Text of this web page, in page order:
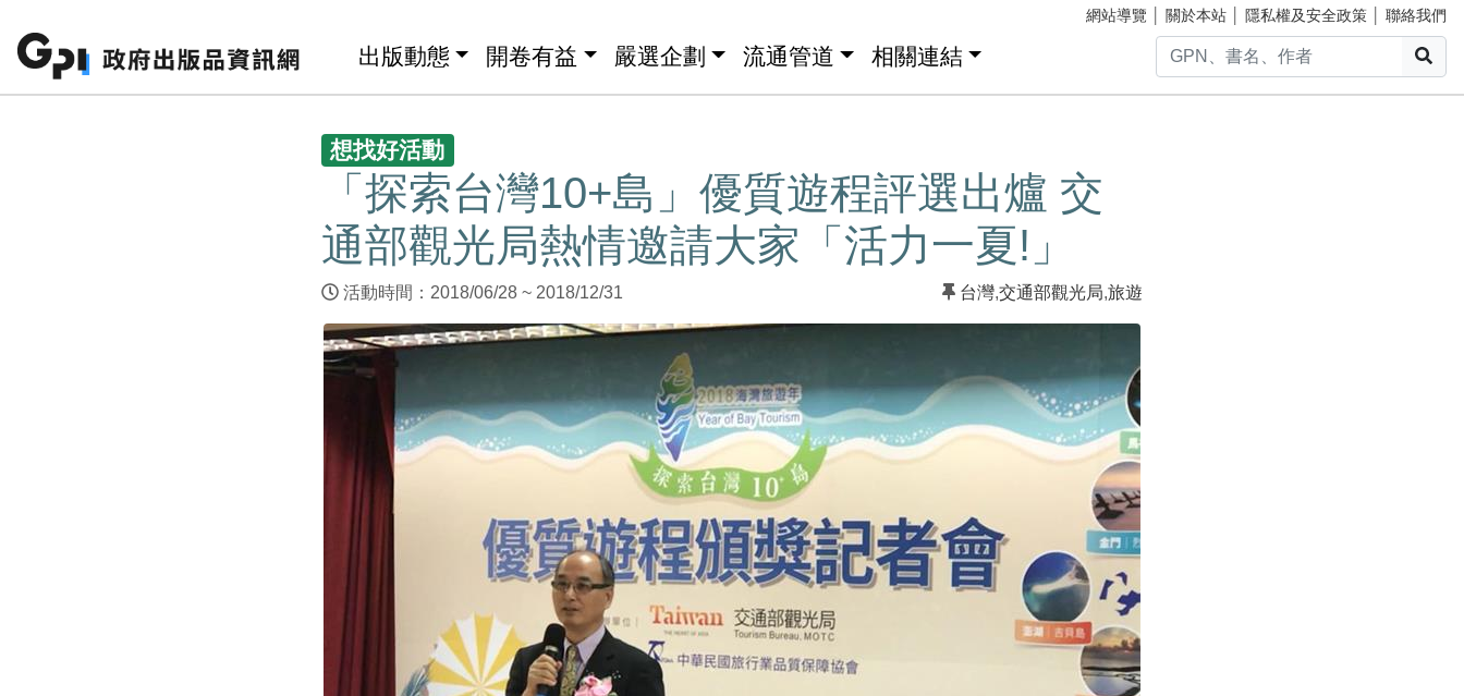
網站導覽 關於本站 隱私權及安全政策 聯絡我們
出版動態 開卷有益 嚴選企劃 流通管道 相關連結
想找好活動
「探索台灣10+島」優質遊程評選出爐 交
通部觀光局熱情邀請大家「活力一夏!」
活動時間：2018/06/28 ~ 2018/12/31 台灣,交通部觀光局,旅遊